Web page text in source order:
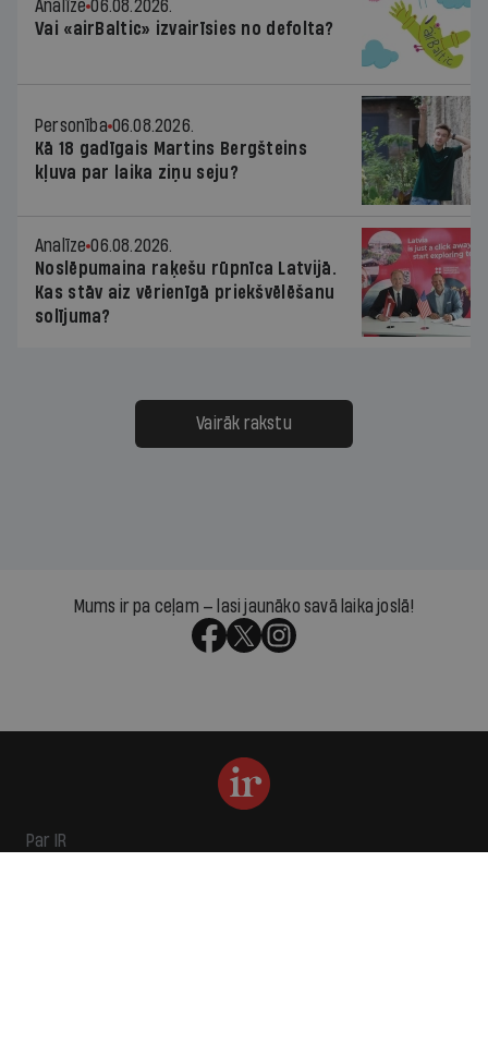
Analīze 06.08.2026.
Vai «airBaltic» izvairīsies no defolta?
Personība 06.08.2026.
Kā 18 gadīgais Martins Bergšteins
kļuva par laika ziņu seju?
Analīze 06.08.2026.
Noslēpumaina raķešu rūpnīca Latvijā.
Kas stāv aiz vērienīgā priekšvēlēšanu
solījuma?
Vairāk rakstu
Mums ir pa ceļam — lasi jaunāko savā laika joslā!
Par IR